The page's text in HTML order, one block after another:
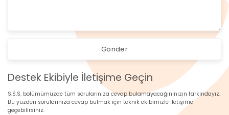
Gönder
Destek Ekibiyle İletişime Geçin
S.S.S. bölümümüzde tüm sorularınıza cevap bulamayacağınınızın farkındayız.
Bu yüzden sorularınıza cevap bulmak için teknik ekibimizle iletişime
geçebilirsiniz.